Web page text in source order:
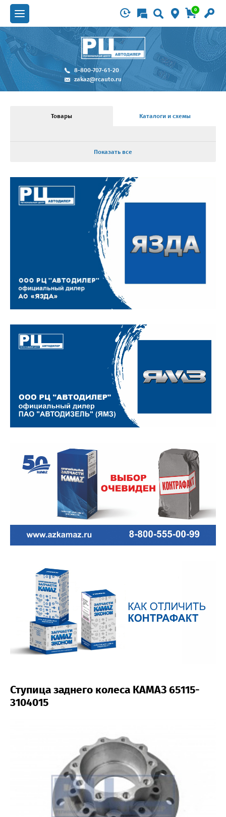
0
8-800-707-61-20
zakaz@rcauto.ru
Товары Каталоги и схемы
Показать все
Ступица заднего колеса КАМАЗ 65115-
3104015